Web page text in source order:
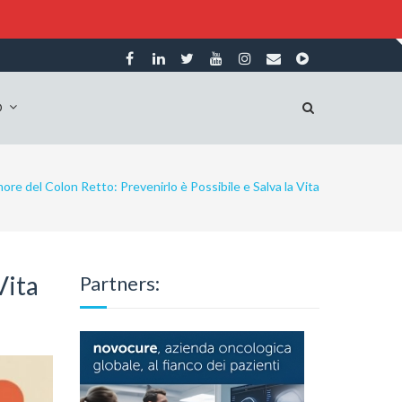
del Colon Retto: Prevenirlo è Possibile e Salva la Vita
Partners: